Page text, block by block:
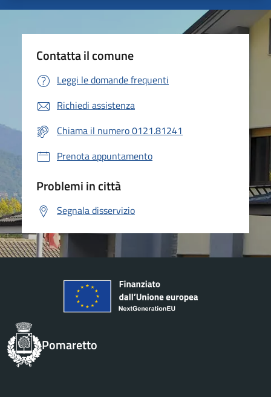
Contatta il comune
Leggi le domande frequenti
Richiedi assistenza
Chiama il numero 0121.81241
Prenota appuntamento
Problemi in città
Segnala disservizio
Pomaretto